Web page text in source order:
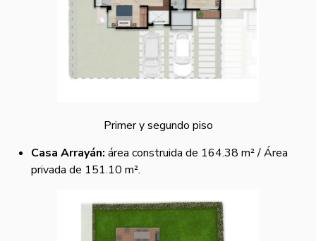
Primer y segundo piso
Casa Arrayán: área construida de 164.38 m² / Área
privada de 151.10 m².